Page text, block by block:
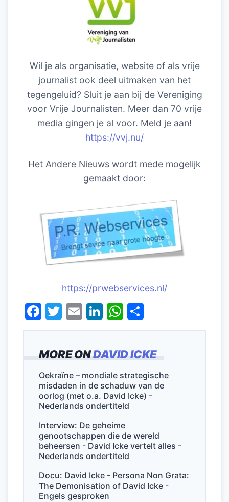
MORE ONDAVID ICKE
Oekraïne – mondiale strategische
misdaden in de schaduw van de
oorlog (met o.a. David Icke) -
Nederlands ondertiteld
Interview: De geheime
genootschappen die de wereld
beheersen - David Icke vertelt alles -
Nederlands ondertiteld
Docu: David Icke - Persona Non Grata:
The Demonisation of David Icke -
Engels gesproken
Wil je als organisatie, website of als vrije
journalist ook deel uitmaken van het
tegengeluid? Sluit je aan bij de Vereniging
voor Vrije Journalisten. Meer dan 70 vrije
media gingen je al voor. Meld je aan!
https://vvj.nu/
Het Andere Nieuws wordt mede mogelijk
gemaakt door:
https://prwebservices.nl/
F
a
e
b
o
o
k
T
w
er
E
m
l
Li
n
e
dI
n
W
h
s
A
p
p
el
n